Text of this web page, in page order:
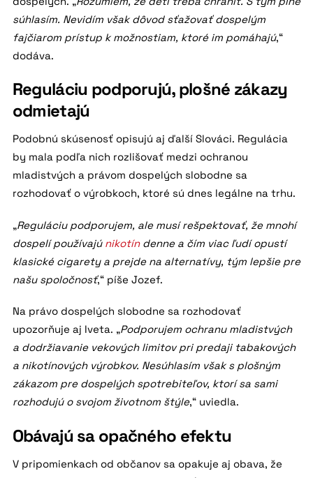
súhlasím. Nevidím však dôvod sťažovať dospelým
fajčiarom prístup k možnostiam, ktoré im pomáhajú,“
dodáva.
Reguláciu podporujú, plošné zákazy
odmietajú
Podobnú skúsenosť opisujú aj ďalší Slováci. Regulácia
by mala podľa nich rozlišovať medzi ochranou
mladistvých a právom dospelých slobodne sa
rozhodovať o výrobkoch, ktoré sú dnes legálne na trhu.
„Reguláciu podporujem, ale musí rešpektovať, že mnohí
dospelí používajú nikotíndenne a čím viac ľudí opustí
klasické cigarety a prejde na alternatívy, tým lepšie pre
našu spoločnosť,“ píše Jozef.
Na právo dospelých slobodne sa rozhodovať
upozorňuje aj Iveta. „Podporujem ochranu mladistvých
a dodržiavanie vekových limitov pri predaji tabakových
a nikotínových výrobkov. Nesúhlasím však s plošným
zákazom pre dospelých spotrebiteľov, ktorí sa sami
rozhodujú o svojom životnom štýle,“ uviedla.
Obávajú sa opačného efektu
V pripomienkach od občanov sa opakuje aj obava, že